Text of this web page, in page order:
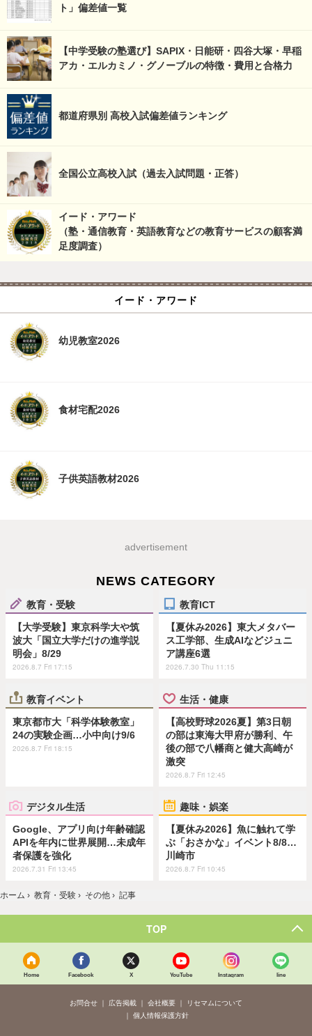
ト」偏差値一覧
【中学受験の塾選び】SAPIX・日能研・四谷大塚・早稲
アカ・エルカミノ・グノーブルの特徴・費用と合格力
都道府県別 高校入試偏差値ランキング
全国公立高校入試（過去入試問題・正答）
イード・アワード
（塾・通信教育・英語教育などの教育サービスの顧客満
足度調査）
イード・アワード
幼児教室2026
食材宅配2026
子供英語教材2026
advertisement
NEWS CATEGORY
教育・受験
【大学受験】東京科学大や筑
波大「国立大学だけの進学説
明会」8/29
2026.8.7 Fri 17:15
教育ICT
【夏休み2026】東大メタバー
ス工学部、生成AIなどジュニ
ア講座6選
2026.7.30 Thu 11:15
教育イベント
東京都市大「科学体験教室」
24の実験企画…小中向け9/6
2026.8.7 Fri 18:15
生活・健康
【高校野球2026夏】第3日朝
の部は東海大甲府が勝利、午
後の部で八幡商と健大高崎が
激突
2026.8.7 Fri 12:45
デジタル生活
Google、アプリ向け年齢確認
APIを年内に世界展開…未成年
者保護を強化
2026.7.31 Fri 13:45
趣味・娯楽
【夏休み2026】魚に触れて学
ぶ「おさかな」イベント8/8…
川崎市
2026.8.7 Fri 10:45
ホーム › 教育・受験 › その他 › 記事
TOP
Home Facebook X YouTube Instagram line
お問合せ 広告掲載 会社概要
リセマムについて
個人情報保護方針